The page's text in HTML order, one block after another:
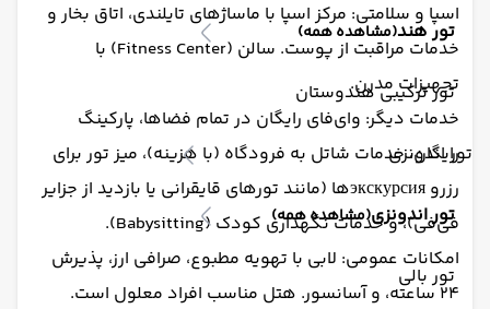
تور هند(مشاهده همه)
تور ترکیبی هندوستان
تور اندونزی
تور اندونزی(مشاهده همه)
تور بالی
اسپا و سلامتی: مرکز اسپا با ماساژهای تایلندی، اتاق بخار و
خدمات مراقبت از پوست. سالن (Fitness Center) با
تجهیزات مدرن.
خدمات دیگر: وای‌فای رایگان در تمام فضاها، پارکینگ
رایگان، خدمات شاتل به فرودگاه (با هزینه)، میز تور برای
رزرو экскурсияها (مانند تورهای قایقرانی یا بازدید از جزایر
فی‌فی)، و خدمات نگهداری کودک (Babysitting).
امکانات عمومی: لابی با تهویه مطبوع، صرافی ارز، پذیرش
۲۴ ساعته، و آسانسور. هتل مناسب افراد معلول است.